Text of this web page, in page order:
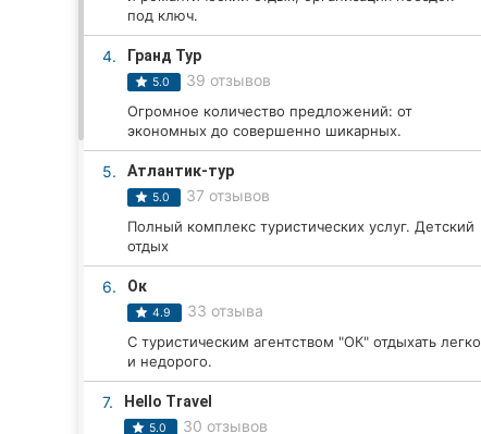
Кропивницкий
Винница
Тернополь
Хмельницкий
под ключ.
4. Гранд Тур
5.0 39 отзывов
Огромное количество предложений: от
экономных до совершенно шикарных.
5. Атлантик-тур
5.0 37 отзывов
Полный комплекс туристических услуг. Детский
отдых
6. Ок
4.9 33 отзыва
С туристическим агентством "ОК" отдыхать легко
и недорого.
7. Hello Travel
5.0 30 отзывов